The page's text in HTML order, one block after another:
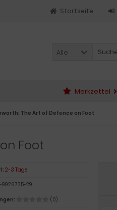
Startseite
Alle
Merkzettel
The Art of Defence on Foot
Foot
2-3 Tage
9926735-29
(0)